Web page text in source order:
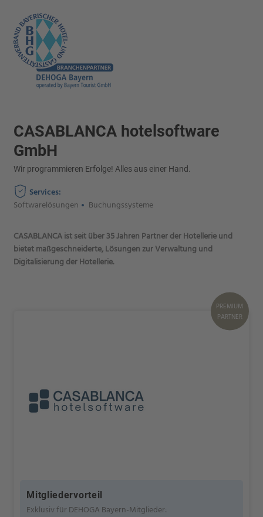
PREMIUM
PARTNER
Mitgliedervorteil
Exklusiv für DEHOGA Bayern-Mitglieder:
CASABLANCA hotelsoftware
GmbH
Wir programmieren Erfolge! Alles aus einer Hand.
Services:
Softwarelösungen
Buchungssysteme
CASABLANCA ist seit über 35 Jahren Partner der Hotellerie und
bietet maßgeschneiderte, Lösungen zur Verwaltung und
Digitalisierung der Hotellerie.